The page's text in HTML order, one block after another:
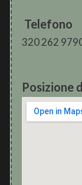
Telefono
320 262
Posizione